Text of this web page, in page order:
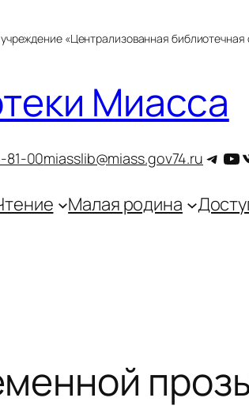
«Централизованная библиотечная
Миасса
81-00miasslib@miass.gov74.ru
Малая родина